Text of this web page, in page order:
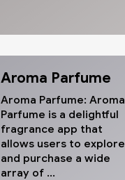
Aroma Parfume
Aroma Parfume: Aroma
Parfume is a delightful
fragrance app that
allows users to explore
and purchase a wide
array of ...